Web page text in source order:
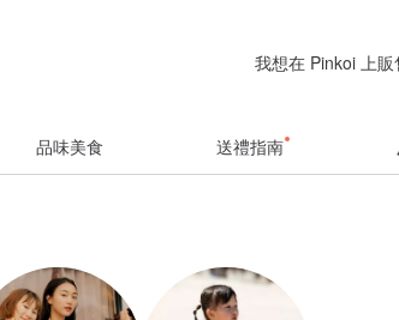
我想在 Pinkoi 上販
品味美食 送禮指南